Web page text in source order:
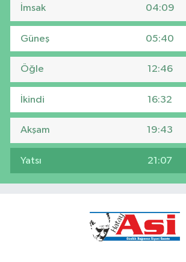
İmsak 04:09
Güneş 05:40
Öğle 12:46
İkindi 16:32
Akşam 19:43
Yatsı 21:07